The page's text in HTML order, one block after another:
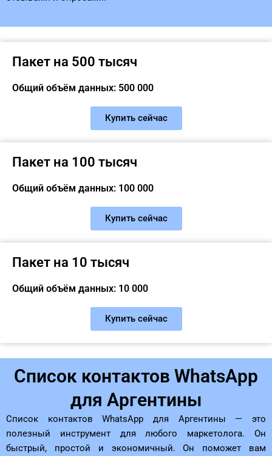
Пакет на 500 тысяч
Общий объём данных: 500 000
Купить сейчас
Пакет на 100 тысяч
Общий объём данных: 100 000
Купить сейчас
Пакет на 10 тысяч
Общий объём данных: 10 000
Купить сейчас
Список контактов WhatsApp
для Аргентины
Список контактов WhatsApp для Аргентины — это
полезный инструмент для любого маркетолога. Он
быстрый, простой и экономичный. Он поможет вам